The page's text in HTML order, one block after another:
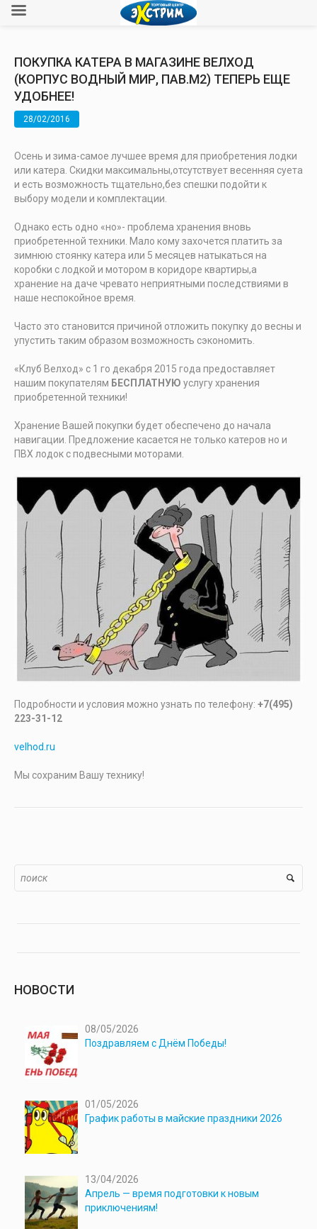
ПОКУПКА КАТЕРА В МАГАЗИНЕ ВЕЛХОД
(КОРПУС ВОДНЫЙ МИР, ПАВ.М2) ТЕПЕРЬ ЕЩЕ
УДОБНЕЕ!
28/02/2016
Осень и зима-самое лучшее время для приобретения лодки
или катера. Скидки максимальны,отсутствует весенняя суета
и есть возможность тщательно,без спешки подойти к
выбору модели и комплектации.
Однако есть одно «но»- проблема хранения вновь
приобретенной техники. Мало кому захочется платить за
зимнюю стоянку катера или 5 месяцев натыкаться на
коробки с лодкой и мотором в коридоре квартиры,а
хранение на даче чревато неприятными последствиями в
наше неспокойное время.
Часто это становится причиной отложить покупку до весны и
упустить таким образом возможность сэкономить.
«Клуб Велход» с 1 го декабря 2015 года предоставляет
нашим покупателям БЕСПЛАТНУЮ услугу хранения
приобретенной техники!
Хранение Вашей покупки будет обеспечено до начала
навигации. Предложение касается не только катеров но и
ПВХ лодок с подвесными моторами.
Подробности и условия можно узнать по телефону: +7(495)
223-31-12
velhod.ru
Мы сохраним Вашу технику!
НОВОСТИ
08/05/2026
Поздравляем с Днём Победы!
01/05/2026
График работы в майские праздники 2026
13/04/2026
Апрель — время подготовки к новым
приключениям!